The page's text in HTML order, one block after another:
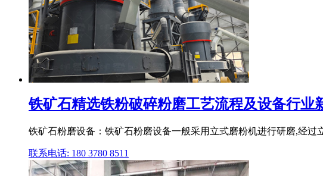
铁矿石精选铁粉破碎粉磨工艺流程及设备行业
铁矿石粉磨设备：铁矿石粉磨设备一般采用立式磨粉机进行研磨,经
联系电话: 180 3780 8511